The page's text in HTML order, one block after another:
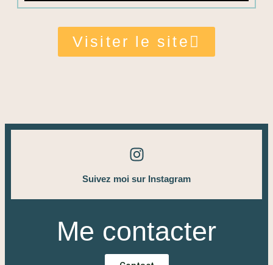
Visiter le site
Suivez moi sur Instagram
Me contacter